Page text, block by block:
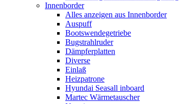
Innenborder
Alles anzeigen aus Innenborder
Auspuff
Bootswendegetriebe
Bugstrahlruder
Dämpferplatten
Diverse
Einlaß
Heizpatrone
Hyundai Seasall inboard
Martec Wärmetauscher